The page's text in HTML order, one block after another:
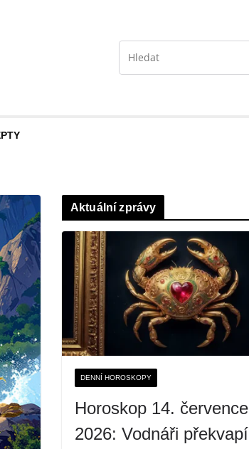
Aktuální zprávy
DENNÍ HOROSKOPY
Horoskop 14. července
2026: Vodnáři překvapí